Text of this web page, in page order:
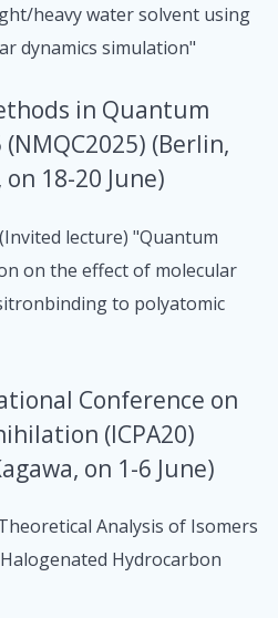
heavy water solvent using
dynamics simulation"
in Quantum
(Berlin,
18-20 June)
lecture) "Quantum
on the effect of molecular
to polyatomic
Conference on
(ICPA20)
on 1-6 June)
Analysis of Isomers
Hydrocarbon